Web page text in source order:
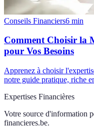
Conseils Financiers6 min
Comment Choisir la
pour Vos Besoins
Apprenez à choisir
notre guide pratique, riche
Expertises Financières
Votre source d'information
financieres.be.